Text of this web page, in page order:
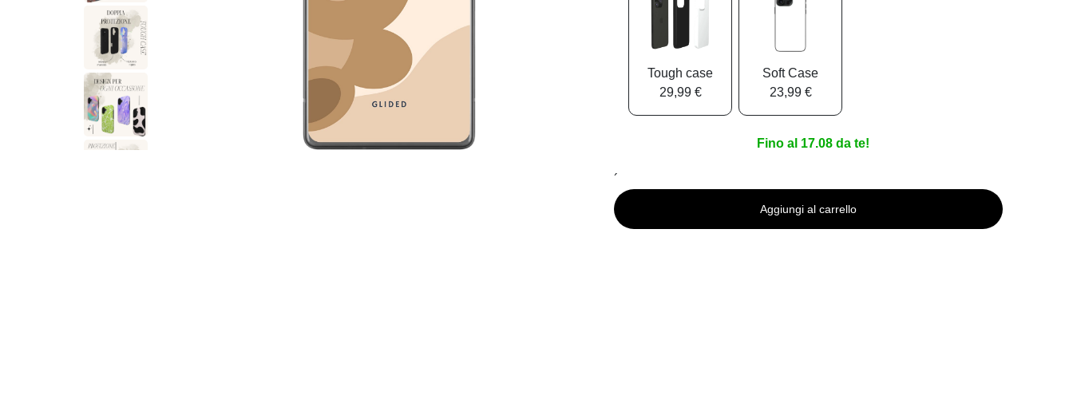
Tough case
29,99 €
Soft Case
23,99 €
Fino al 17.08 da te!
´
Aggiungi al carrello